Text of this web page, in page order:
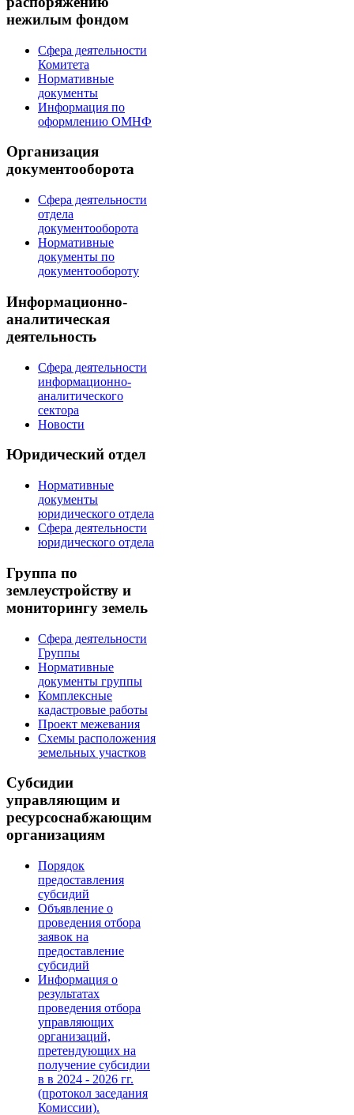
нежилым фондом
Сфера деятельности
Комитета
Нормативные
документы
Информация по
оформлению ОМНФ
Организация
документооборота
Сфера деятельности
отдела
документооборота
Нормативные
документы по
документообороту
Информационно-
аналитическая
деятельность
Сфера деятельности
информационно-
аналитического
сектора
Новости
Юридический отдел
Нормативные
документы
юридического отдела
Сфера деятельности
юридического отдела
Группа по
землеустройству и
мониторингу земель
Сфера деятельности
Группы
Нормативные
документы группы
Комплексные
кадастровые работы
Проект межевания
Схемы расположения
земельных участков
Субсидии
управляющим и
ресурсоснабжающим
организациям
Порядок
предоставления
субсидий
Объявление о
проведения отбора
заявок на
предоставление
субсидий
Информация о
результатах
проведения отбора
управляющих
организаций,
претендующих на
получение субсидии
в в 2024 - 2026 гг.
(протокол заседания
Комиссии).